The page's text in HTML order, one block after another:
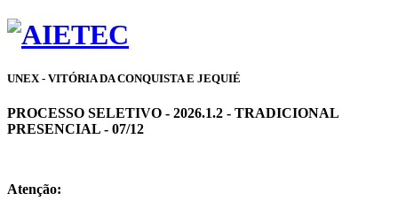
UNEX - VITÓRIA DA CONQUISTA E JEQUIÉ
PROCESSO SELETIVO - 2026.1.2 - TRADICIONAL
PRESENCIAL - 07/12
Atenção: